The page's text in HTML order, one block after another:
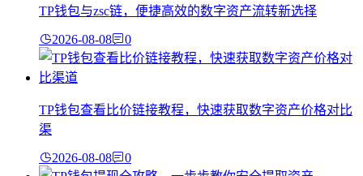
TP钱包与zsc链，便捷高效的数字资产流转新选择
2026-08-08 0
TP钱包查看比价链接教程，快速获取数字资产价格对比
渠
2026-08-08 0